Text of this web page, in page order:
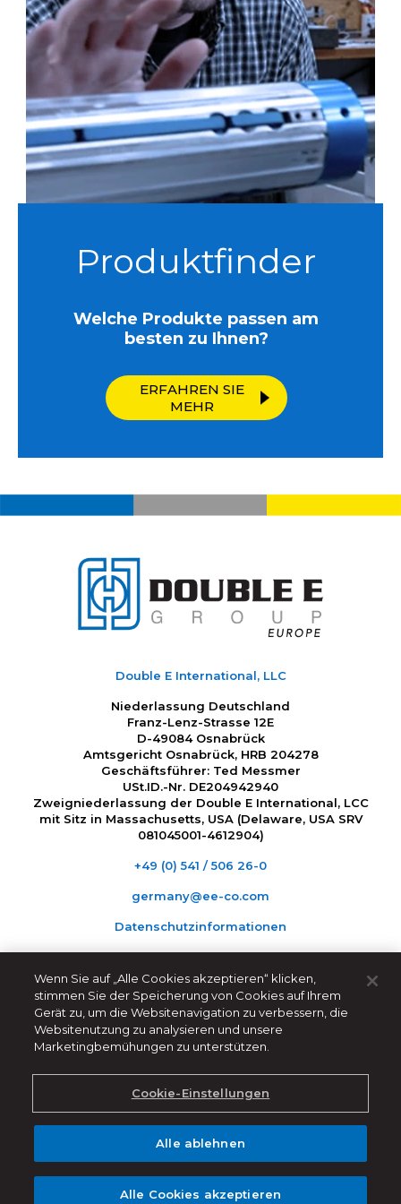
Produktfinder
Welche Produkte passen am
besten zu Ihnen?
ERFAHREN SIE
MEHR
Double E International, LLC
Niederlassung Deutschland
Franz-Lenz-Strasse 12E
D-49084 Osnabrück
Amtsgericht Osnabrück, HRB 204278
Geschäftsführer: Ted Messmer
USt.ID.-Nr. DE204942940
Zweigniederlassung der Double E International, LCC
mit Sitz in Massachusetts, USA (Delaware, USA SRV
081045001-4612904)
+49 (0) 541 / 506 26-0
germany@ee-co.com
Datenschutzinformationen
Wenn Sie auf „Alle Cookies akzeptieren“ klicken,
stimmen Sie der Speicherung von Cookies auf Ihrem
Gerät zu, um die Websitenavigation zu verbessern, die
Websitenutzung zu analysieren und unsere
Marketingbemühungen zu unterstützen.
Cookie-Einstellungen
Alle ablehnen
Alle Cookies akzeptieren